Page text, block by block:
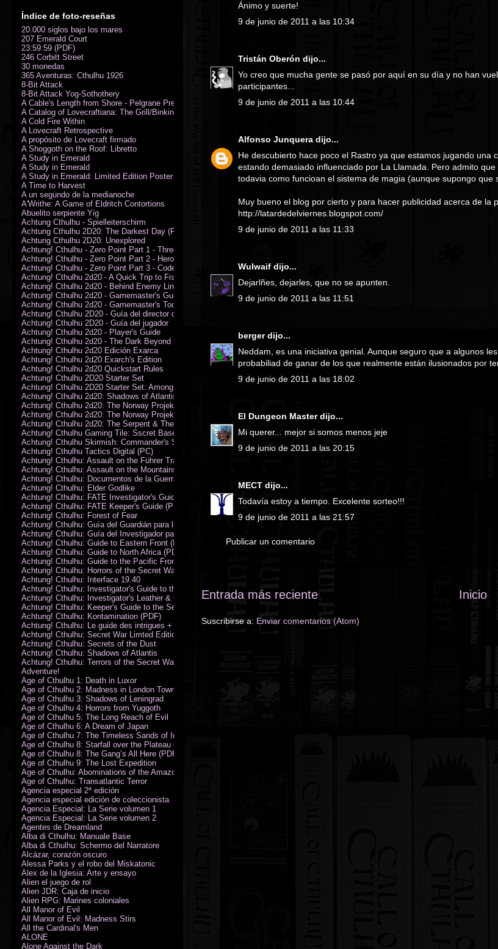
Ánimo y suerte!
9 de junio de 2011 a las 10:34
Tristán Oberón dijo...
Yo creo que mucha gente se pasó por aquí en su día y no han
participantes...
9 de junio de 2011 a las 10:44
Alfonso Junquera dijo...
He descubierto hace poco el Rastro ya que estamos jugando una
estando demasiado influenciado por La Llamada. Pero admito
todavia como funcioan el sistema de magia (aunque supongo que
Muy bueno el blog por cierto y para hacer publicidad acerca de la
http://latardedelviernes.blogspot.com/
9 de junio de 2011 a las 11:33
Wulwaif dijo...
Dejarlñes, dejarles, que no se apunten.
9 de junio de 2011 a las 11:51
bergerdijo...
Neddam, es una iniciativa genial. Aunque seguro que a algunos
probabiliad de ganar de los que realmente están ilusionados por
9 de junio de 2011 a las 18:02
El Dungeon Masterdijo...
Mi querer... mejor si somos menos jeje
9 de junio de 2011 a las 20:15
MECT dijo...
Todavía estoy a tiempo. Excelente sorteo!!!
9 de junio de 2011 a las 21:57
Publicar un comentario
Entrada más reciente Inicio
Suscribirse a: Enviar comentarios (Atom)
Índice de foto-reseñas
20.000 siglos bajo los mares
207 Emerald Court
23:59:59 (PDF)
246 Corbitt Street
30 monedas
365 Aventuras: Cthulhu 1926
8-Bit Attack
8-Bit Attack Yog-Sothothery
A Cable's Length from Shore - Pelgrane Press' FreeRPG 2018 (PDF)
A Catalog of Lovecraftiana: The Grill/Binkin Collection
A Cold Fire Within
A Lovecraft Retrospective
A propósito de Lovecraft firmado
A Shoggoth on the Roof: Libretto
A Study in Emerald
A Study in Emerald
A Study in Emerald: Limited Edition Poster (Neil Gaiman)
A Time to Harvest
A un segundo de la medianoche
A'Writhe: A Game of Eldritch Contortions
Abuelito serpiente Yig
Achtung Cthulhu - Spielleiterschirm
Achtung Cthulhu 2D20: The Darkest Day (PDF)
Achtung Cthulhu 2D20: Unexplored
Achtung! Cthulhu - Zero Point Part 1 - Three Kings
Achtung! Cthulhu - Zero Point Part 2 - Heroes of the Sea
Achtung! Cthulhu - Zero Point Part 3 - Code of Honour (PDF)
Achtung! Cthulhu 2d20 - A Quick Trip to France (PDF)
Achtung! Cthulhu 2d20 - Behind Enemy Lines
Achtung! Cthulhu 2d20 - Gamemaster's Guide
Achtung! Cthulhu 2d20 - Gamemaster's Toolkit
Achtung! Cthulhu 2D20 - Guía del director de juego
Achtung! Cthulhu 2D20 - Guía del jugador
Achtung! Cthulhu 2d20 - Player's Guide
Achtung! Cthulhu 2d20 - The Dark Beyond
Achtung! Cthulhu 2d20 Edición Exarca
Achtung! Cthulhu 2d20 Exarch's Edition
Achtung! Cthulhu 2d20 Quickstart Rules
Achtung! Cthulhu 2D20 Starter Set
Achtung! Cthulhu 2D20 Starter Set: Among the Wolves (PDF)
Achtung! Cthulhu 2d20: Shadows of Atlantis
Achtung! Cthulhu 2d20: The Norway Projekt
Achtung! Cthulhu 2d20: The Norway Projekt (PDF)
Achtung! Cthulhu 2d20: The Serpent & The Sands
Achtung! Cthulhu Gaming Tile: Sscret Base & Icy Ruins
Achtung! Cthulhu Skirmish: Commander's Set
Achtung! Cthulhu Tactics Digital (PC)
Achtung! Cthulhu: Assault on the Führer Train
Achtung! Cthulhu: Assault on the Mountains of Madness
Achtung! Cthulhu: Documentos de la Guerra Secreta
Achtung! Cthulhu: Elder Godlike
Achtung! Cthulhu: FATE Investigator's Guide (PDF)
Achtung! Cthulhu: FATE Keeper's Guide (PDF)
Achtung! Cthulhu: Forest of Fear
Achtung! Cthulhu: Guía del Guardián para la Guerra Secreta
Achtung! Cthulhu: Guía del Investigador para la Guerra Secreta
Achtung! Cthulhu: Guide to Eastern Front (PDF)
Achtung! Cthulhu: Guide to North Africa (PDF)
Achtung! Cthulhu: Guide to the Pacific Front
Achtung! Cthulhu: Horrors of the Secret War
Achtung! Cthulhu: Interface 19.40
Achtung! Cthulhu: Investigator's Guide to the Secret War
Achtung! Cthulhu: Investigator's Leather & Canvas Bag
Achtung! Cthulhu: Keeper's Guide to the Secret War
Achtung! Cthulhu: Kontamination (PDF)
Achtung! Cthulhu: Le guide des intrigues + ecran
Achtung! Cthulhu: Secret War Limted Edition Book
Achtung! Cthulhu: Secrets of the Dust
Achtung! Cthulhu: Shadows of Atlantis
Achtung! Cthulhu: Terrors of the Secret War
Adventure!
Age of Cthulhu 1: Death in Luxor
Age of Cthulhu 2: Madness in London Town
Age of Cthulhu 3: Shadows of Leningrad
Age of Cthulhu 4: Horrors from Yuggoth
Age of Cthulhu 5: The Long Reach of Evil
Age of Cthulhu 6: A Dream of Japan
Age of Cthulhu 7: The Timeless Sands of India
Age of Cthulhu 8: Starfall over the Plateau of Leng
Age of Cthulhu 8: The Gang’s All Here (PDF)
Age of Cthulhu 9: The Lost Expedition
Age of Cthulhu: Abominations of the Amazon
Age of Cthulhu: Transatlantic Terror
Agencia especial 2ª edición
Agencia especial edición de coleccionista
Agencia Especial: La Serie volumen 1
Agencia Especial: La Serie volumen 2
Agentes de Dreamland
Alba di Cthulhu: Manuale Base
Alba di Cthulhu: Schermo del Narratore
Alcázar, corazón oscuro
Alessa Parks y el robo del Miskatonic
Álex de la Iglesia: Arte y ensayo
Alien el juego de rol
Alien JDR: Caja de inicio
Alien RPG: Marines coloniales
All Manor of Evil
All Manor of Evil: Madness Stirs
All the Cardinal's Men
ALONE
Alone Against the Dark